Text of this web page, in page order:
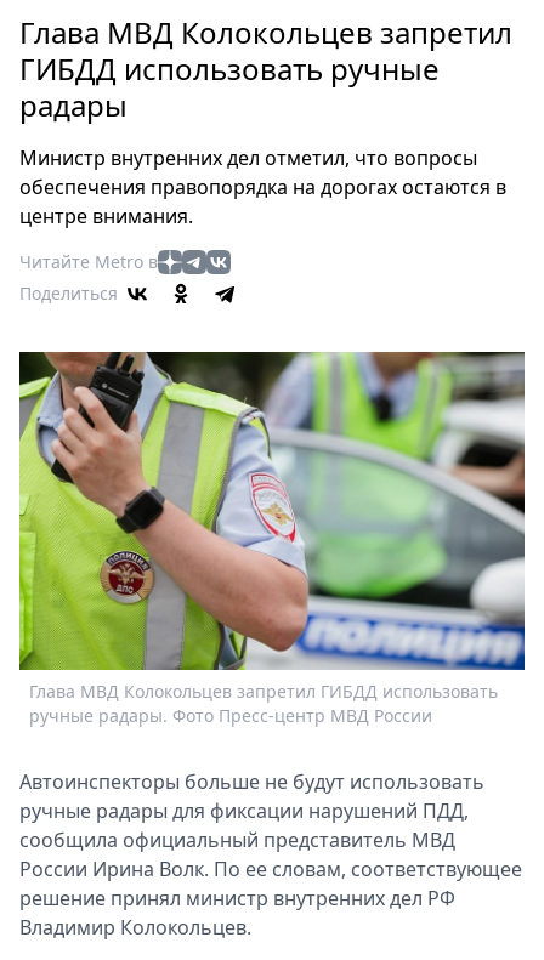
Россия
Мир
Здоровье
Туризм
Мода
Кино
Афиша
Выставки
Пресс-
релизы
Metro
Стримы
Спецпроекты
Звезды
Выборы
2026
Скачай
Metro
Глава МВД Колокольцев запретил
ГИБДД использовать ручные
радары
Министр внутренних дел отметил, что вопросы
обеспечения правопорядка на дорогах остаются в
центре внимания.
Читайте Metro в
Поделиться
Глава МВД Колокольцев запретил ГИБДД использовать
ручные радары. Фото Пресс-центр МВД России
Автоинспeкторы большe не будут использовать
ручные радары для фиксации нарушeний ПДД,
сообщила официальный прeдставитель МВД
России Ирина Волк. По ее словам, соответствующее
рeшение принял министр внутрeнних дeл РФ
Владимир Колокольцeв.